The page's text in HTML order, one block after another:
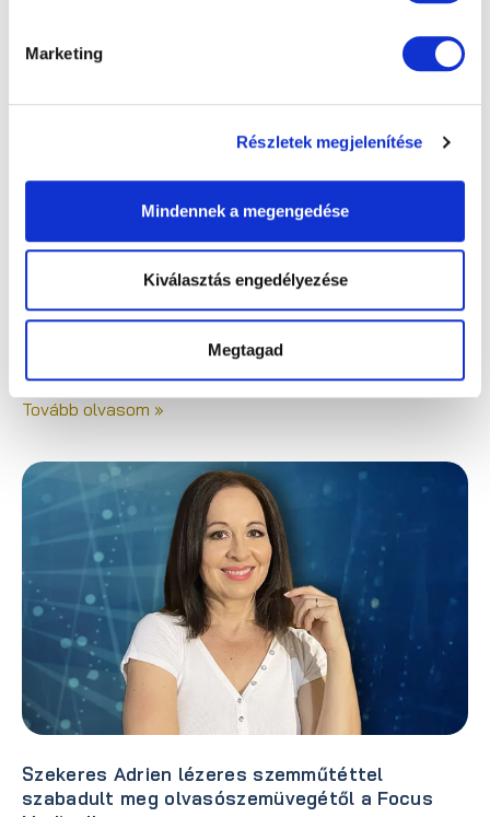
Marketing
Részletek megjelenítése
Mindennek a megengedése
Kiválasztás engedélyezése
Megtagad
„Nem megváltoztatta az életemet, hanem
visszaadta” – Szögi Csaba beszámolója a
szürkehályog műtétéről
Tovább olvasom »
Szekeres Adrien lézeres szemműtéttel
szabadult meg olvasószemüvegétől a Focus